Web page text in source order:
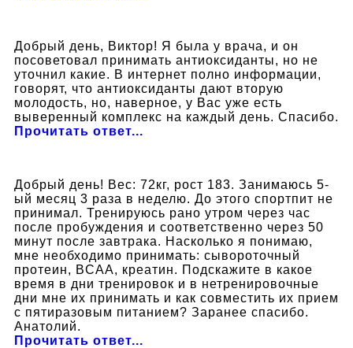
Добрый день, Виктор! Я была у врача, и он
посоветовал принимать антиоксиданты, но не
уточнил какие. В интернет полно информации,
говорят, что антиоксиданты дают вторую
молодость, но, наверное, у Вас уже есть
выверенный комплекс на каждый день. Спасибо.
Прочитать ответ...
Добрый день! Вес: 72кг, рост 183. Занимаюсь 5-
ый месяц 3 раза в неделю. До этого спортпит не
принимал. Тренируюсь рано утром через час
после пробуждения и соответственно через 50
минут после завтрака. Насколько я понимаю,
мне необходимо принимать: сывороточный
протеин, BCAA, креатин. Подскажите в какое
время в дни тренировок и в нетренировочные
дни мне их принимать и как совместить их прием
с пятиразовым питанием? Заранее спасибо.
Анатолий.
Прочитать ответ...